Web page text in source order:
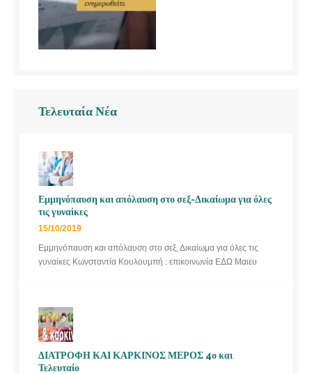
Τελευταία Νέα
Εμμηνόπαυση και απόλαυση στο σεξ-Δικαίωμα για όλες
τις γυναίκες
15/10/2019
Εμμηνόπαυση και απόλαυση στο σεξ, Δικαίωμα για όλες τις
γυναίκες Κωνσταντία Κουλουμπή : επικοινωνία ΕΔΩ Μαιευ
ΔΙΑΤΡΟΦΗ ΚΑΙ ΚΑΡΚΙΝΟΣ ΜΕΡΟΣ 4ο και
Τελευταίο